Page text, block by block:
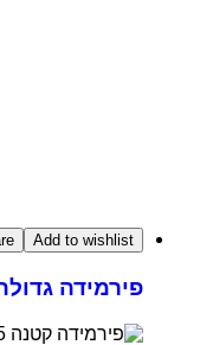
Add to wishlist
Compare
פירמידה גדולה 2.1 מטר